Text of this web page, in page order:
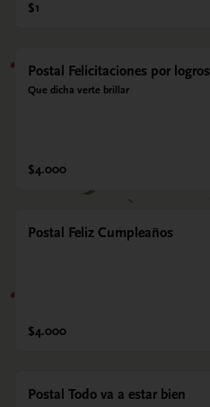
$1
Postal Felicitaciones por logros
Que dicha verte brillar
$4.000
Postal Feliz Cumpleaños
$4.000
Postal Todo va a estar bien